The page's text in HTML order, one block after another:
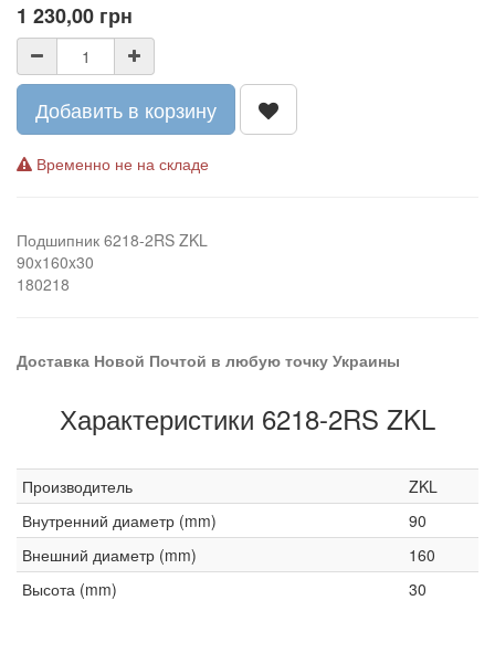
1 230,00 грн
Добавить в корзину
Временно не на складе
Подшипник 6218-2RS ZKL
90x160x30
180218
Доставка Новой Почтой в любую точку Украины
Характеристики 6218-2RS ZKL
Производитель
ZKL
Внутренний диаметр (mm)
90
Внешний диаметр (mm)
160
Высота (mm)
30